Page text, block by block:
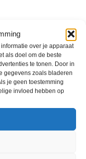
over je apparaat
als doel om de beste
te tonen. Door in
gegevens zoals bladeren
je geen toestemming
invloed hebben op